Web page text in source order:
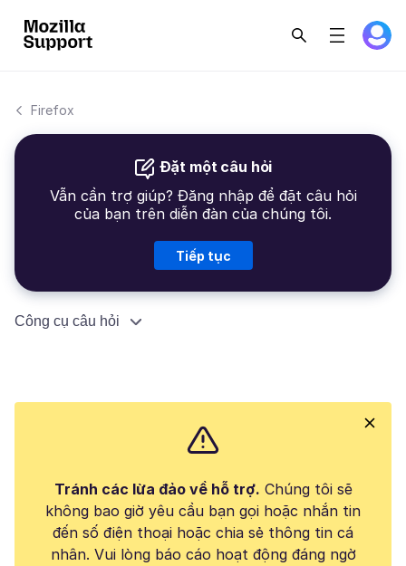
Firefox
Đặt một câu hỏi
Vẫn cần trợ giúp? Đăng nhập để đặt câu hỏi
của bạn trên diễn đàn của chúng tôi.
Tiếp tục
Công cụ câu hỏi
Tránh các lừa đảo về hỗ trợ. Chúng tôi sẽ
không bao giờ yêu cầu bạn gọi hoặc nhắn tin
đến số điện thoại hoặc chia sẻ thông tin cá
nhân. Vui lòng báo cáo hoạt động đáng ngờ